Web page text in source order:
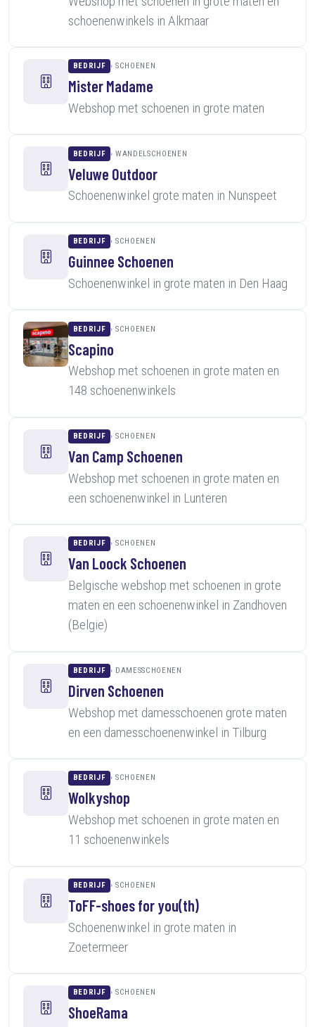
schoenenwinkels in Alkmaar
BEDRIJF SCHOENEN
Mister Madame
Webshop met schoenen in grote maten
BEDRIJF WANDELSCHOENEN
Veluwe Outdoor
Schoenenwinkel grote maten in Nunspeet
BEDRIJF SCHOENEN
Guinnee Schoenen
Schoenenwinkel in grote maten in Den Haag
BEDRIJF SCHOENEN
Scapino
Webshop met schoenen in grote maten en
148 schoenenwinkels
BEDRIJF SCHOENEN
Van Camp Schoenen
Webshop met schoenen in grote maten en
een schoenenwinkel in Lunteren
BEDRIJF SCHOENEN
Van Loock Schoenen
Belgische webshop met schoenen in grote
maten en een schoenenwinkel in Zandhoven
(Belgie)
BEDRIJF DAMESSCHOENEN
Dirven Schoenen
Webshop met damesschoenen grote maten
en een damesschoenenwinkel in Tilburg
BEDRIJF SCHOENEN
Wolkyshop
Webshop met schoenen in grote maten en
11 schoenenwinkels
BEDRIJF SCHOENEN
ToFF-shoes for you(th)
Schoenenwinkel in grote maten in
Zoetermeer
BEDRIJF SCHOENEN
ShoeRama